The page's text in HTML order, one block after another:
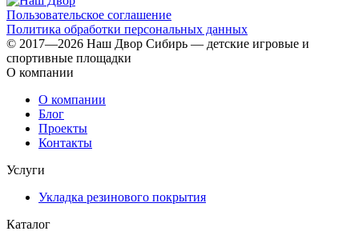
Пользовательское соглашение
Политика обработки персональных данных
© 2017—2026 Наш Двор Сибирь — детские игровые и
спортивные площадки
О компании
О компании
Блог
Проекты
Контакты
Услуги
Укладка резинового покрытия
Каталог